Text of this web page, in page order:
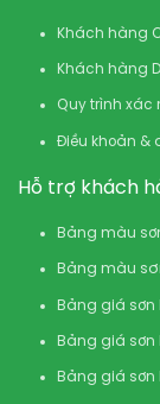
Khách hàng
Khách hàng
Quy trình
Điều khoản &
Hỗ trợ khách
Bảng màu
Bảng màu
Bảng giá sơn
Bảng giá sơn
Bảng giá sơn